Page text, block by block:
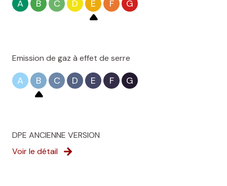
A B C D E F G
Emission de gaz à effet de serre
A B C D E F G
DPE ANCIENNE VERSION
Voir le détail